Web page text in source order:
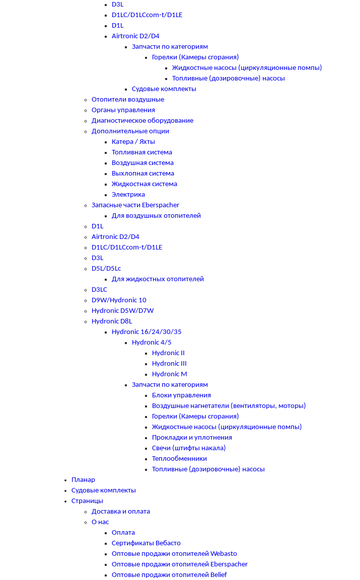
D3L
D1LC/D1LCcom-t/D1LE
D1L
Airtronic D2/D4
Запчасти по категориям
Горелки (Камеры сгорания)
Жидкостные насосы (циркуляционные помпы)
Топливные (дозировочные) насосы
Судовые комплекты
Отопители воздушные
Органы управления
Диагностическое оборудование
Дополнительные опции
Катера / Яхты
Топливная система
Воздушная система
Выхлопная система
Жидкостная система
Электрика
Запасные части Eberspacher
Для воздушных отопителей
D1L
Airtronic D2/D4
D1LC/D1LCcom-t/D1LE
D3L
D5L/D5Lc
Для жидкостных отопителей
D3LC
D9W/Hydronic 10
Hydronic D5W/D7W
Hydronic D8L
Hydronic 16/24/30/35
Hydronic 4/5
Hydronic II
Hydronic III
Hydronic M
Запчасти по категориям
Блоки управления
Воздушные нагнетатели (вентиляторы, моторы)
Горелки (Камеры сгорания)
Жидкостные насосы (циркуляционные помпы)
Прокладки и уплотнения
Свечи (штифты накала)
Теплообменники
Топливные (дозировочные) насосы
Планар
Судовые комплекты
Страницы
Доставка и оплата
О нас
Оплата
Сертификаты Вебасто
Оптовые продажи отопителей Webasto
Оптовые продажи отопителей Eberspacher
Оптовые продажи отопителей Belief